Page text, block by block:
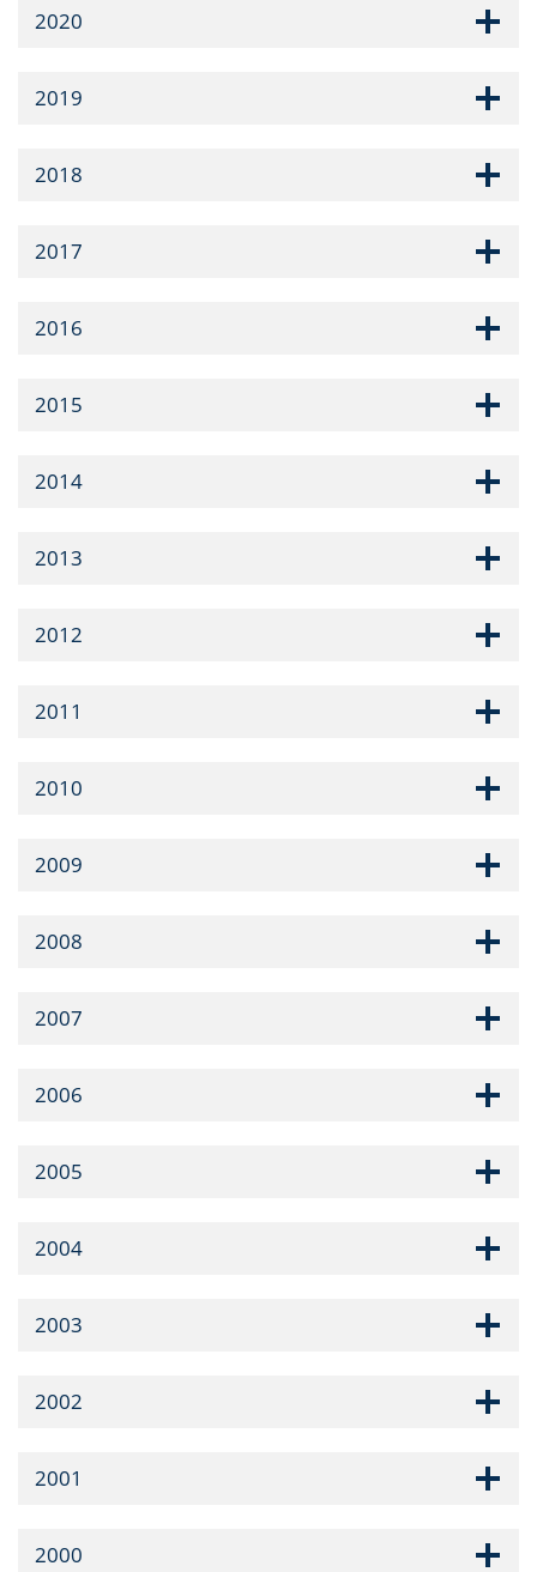
2020
2019
2018
2017
2016
2015
2014
2013
2012
2011
2010
2009
2008
2007
2006
2005
2004
2003
2002
2001
2000